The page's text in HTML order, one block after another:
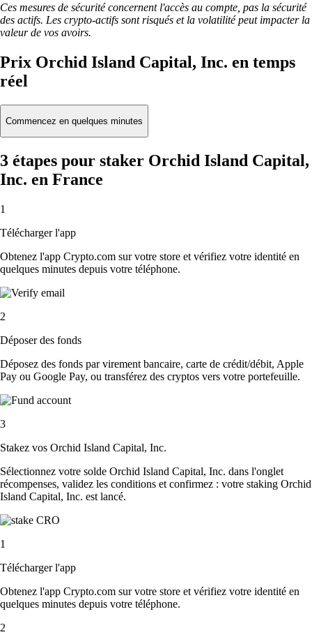
Ces mesures de sécurité concernent l'accès au compte, pas la sécurité
des actifs. Les crypto-actifs sont risqués et la volatilité peut impacter la
valeur de vos avoirs.
Prix Orchid Island Capital, Inc. en temps
réel
Commencez en quelques minutes
3 étapes pour staker Orchid Island Capital,
Inc. en France
1
Télécharger l'app
Obtenez l'app Crypto.com sur votre store et vérifiez votre identité en
quelques minutes depuis votre téléphone.
2
Déposer des fonds
Déposez des fonds par virement bancaire, carte de crédit/débit, Apple
Pay ou Google Pay, ou transférez des cryptos vers votre portefeuille.
3
Stakez vos Orchid Island Capital, Inc.
Sélectionnez votre solde Orchid Island Capital, Inc. dans l'onglet
récompenses, validez les conditions et confirmez : votre staking Orchid
Island Capital, Inc. est lancé.
1
Télécharger l'app
Obtenez l'app Crypto.com sur votre store et vérifiez votre identité en
quelques minutes depuis votre téléphone.
2